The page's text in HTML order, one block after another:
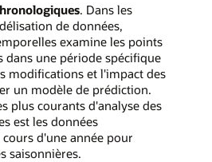
. Dans les
de données,
examine les points
dans une période spécifique
modifications et l'impact des
un modèle de prédiction.
plus courants d'analyse des
est les données
d'une année pour
saisonnières.